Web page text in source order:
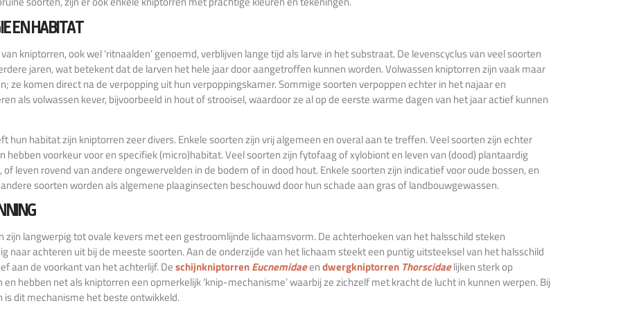
EN HABITAT
kniptorren, ook wel ‘ritnaalden’ genoemd, verblijven lange tijd als larve in het substraat. De levenscyclus van veel soorten
jaren, wat betekent dat de larven het hele jaar door aangetroffen kunnen worden. Volwassen kniptorren zijn vaak maar
ze komen direct na de verpopping uit hun verpoppingskamer. Sommige soorten verpoppen echter in het najaar en
als volwassen kever, bijvoorbeeld in hout of strooisel, waardoor ze al op de eerste warme dagen van het jaar actief kunnen
hun habitat zijn kniptorren zeer divers. Enkele soorten zijn vrij algemeen en overal aan te treffen. Veel soorten zijn echter
hebben voorkeur voor en specifiek (micro)habitat. Veel soorten zijn fytofaag of xylobiont en leven van (dood) plantaardig
leven rovend van andere ongewervelden in de bodem of in dood hout. Enkele soorten zijn indicatief voor oude bossen, en
soorten worden als algemene plaaginsecten beschouwd door hun schade aan gras of landbouwgewassen.
zijn langwerpig tot ovale kevers met een gestroomlijnde lichaamsvorm. De achterhoeken van het halsschild steken
naar achteren uit bij de meeste soorten. Aan de onderzijde van het lichaam steekt een puntig uitsteeksel van het halsschild
aan de voorkant van het achterlijf. DeschijnkniptorrenEucnemidaeendwergkniptorren Thorscidaelijken sterk op
en hebben net als kniptorren een opmerkelijk ‘knip-mechanisme’ waarbij ze zichzelf met kracht de lucht in kunnen werpen. Bij
is dit mechanisme het beste ontwikkeld.